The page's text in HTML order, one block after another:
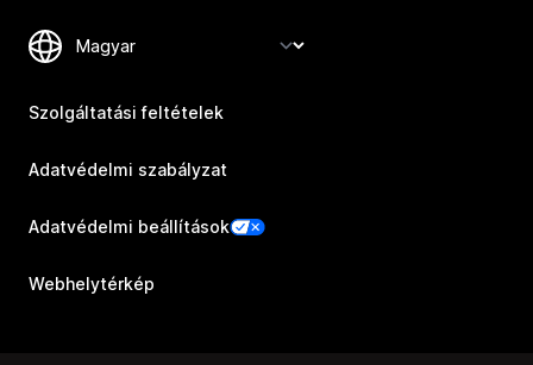
Szolgáltatási feltételek
Adatvédelmi szabályzat
Adatvédelmi beállítások
Webhelytérkép